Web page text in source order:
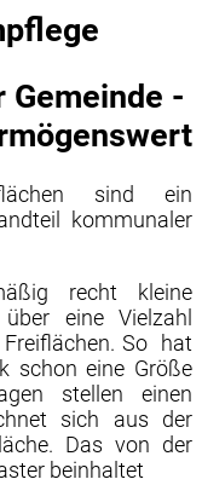
Gemeinde -
sind ein
kommunaler
recht kleine
eine Vielzahl
Freiflächen. So hat
schon eine Größe
stellen einen
sich aus der
Das von der
beinhaltet